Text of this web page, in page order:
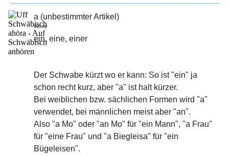
a (unbestimmter Artikel)
Worte
ein, eine, einer
Der Schwabe kürzt wo er kann: So ist "ein" ja
schon recht kurz, aber "a" ist halt kürzer.
Bei weiblichen bzw. sächlichen Formen wird "a"
verwendet, bei männlichen meist aber "an".
Also "a Mo" oder "an Mo" für "ein Mann", "a Frau"
für "eine Frau" und "a Biegleisa" für "ein
Bügeleisen".